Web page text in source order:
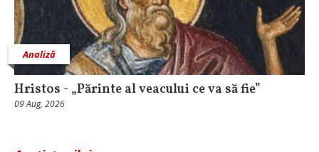
Analiză
Hristos - „Părinte al veacului ce va să fie”
09 Aug, 2026